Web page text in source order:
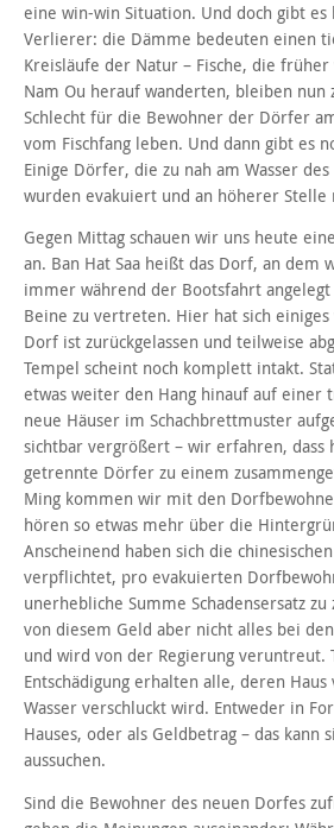
eine win-win Situation. Und doch gibt es
Verlierer: die Dämme bedeuten einen
Kreisläufe der Natur – Fische, die früher
Nam Ou herauf wanderten, bleiben nun
Schlecht für die Bewohner der Dörfer
vom Fischfang leben. Und dann gibt es
Einige Dörfer, die zu nah am Wasser
wurden evakuiert und an höherer Stelle
Gegen Mittag schauen wir uns heute
an. Ban Hat Saa heißt das Dorf, an dem
immer während der Bootsfahrt
Beine zu vertreten. Hier hat sich
Dorf ist zurückgelassen und teilweise
Tempel scheint noch komplett intakt.
etwas weiter den Hang hinauf auf einer
neue Häuser im Schachbrettmuster
sichtbar vergrößert – wir erfahren,
getrennte Dörfer zu einem
Ming kommen wir mit den
hören so etwas mehr über die
Anscheinend haben sich die
verpflichtet, pro evakuierten
unerhebliche Summe Schadensersatz
von diesem Geld aber nicht alles bei
und wird von der Regierung veruntreut.
Entschädigung erhalten alle, deren
Wasser verschluckt wird. Entweder in
Hauses, oder als Geldbetrag – das kann
aussuchen.
Sind die Bewohner des neuen Dorfes